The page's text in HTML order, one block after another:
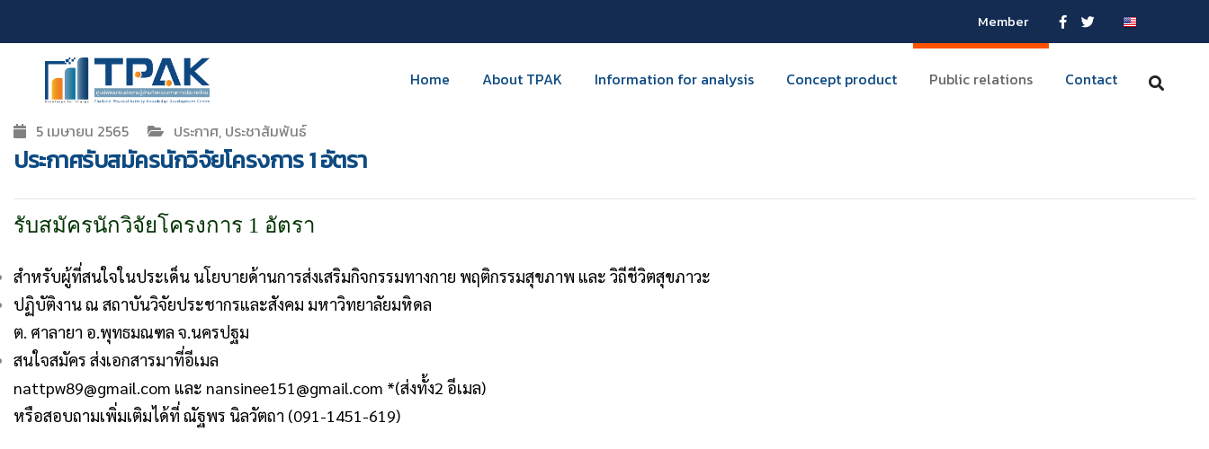
Member
Home About TPAK Information for analysis Concept product Public relations Contact
5 เมษายน 2565 ประกาศ, ประชาสัมพันธ์
ประกาศรับสมัครนักวิจัยโครงการ 1 อัตรา
รับสมัครนักวิจัยโครงการ 1 อัตรา
สำหรับผู้ที่สนใจในประเด็น นโยบายด้านการส่งเสริมกิจกรรมทางกาย พฤติกรรมสุขภาพ และ วิถีชีวิตสุขภาวะ
ปฏิบัติงาน ณ สถาบันวิจัยประชากรและสังคม มหาวิทยาลัยมหิดล
ต. ศาลายา อ.พุทธมณฑล จ.นครปฐม
สนใจสมัคร ส่งเอกสารมาที่อีเมล
nattpw89@gmail.com และ nansinee151@gmail.com *(ส่งทั้ง2 อีเมล)
หรือสอบถามเพิ่มเติมได้ที่ ณัฐพร นิลวัตถา (091-1451-619)